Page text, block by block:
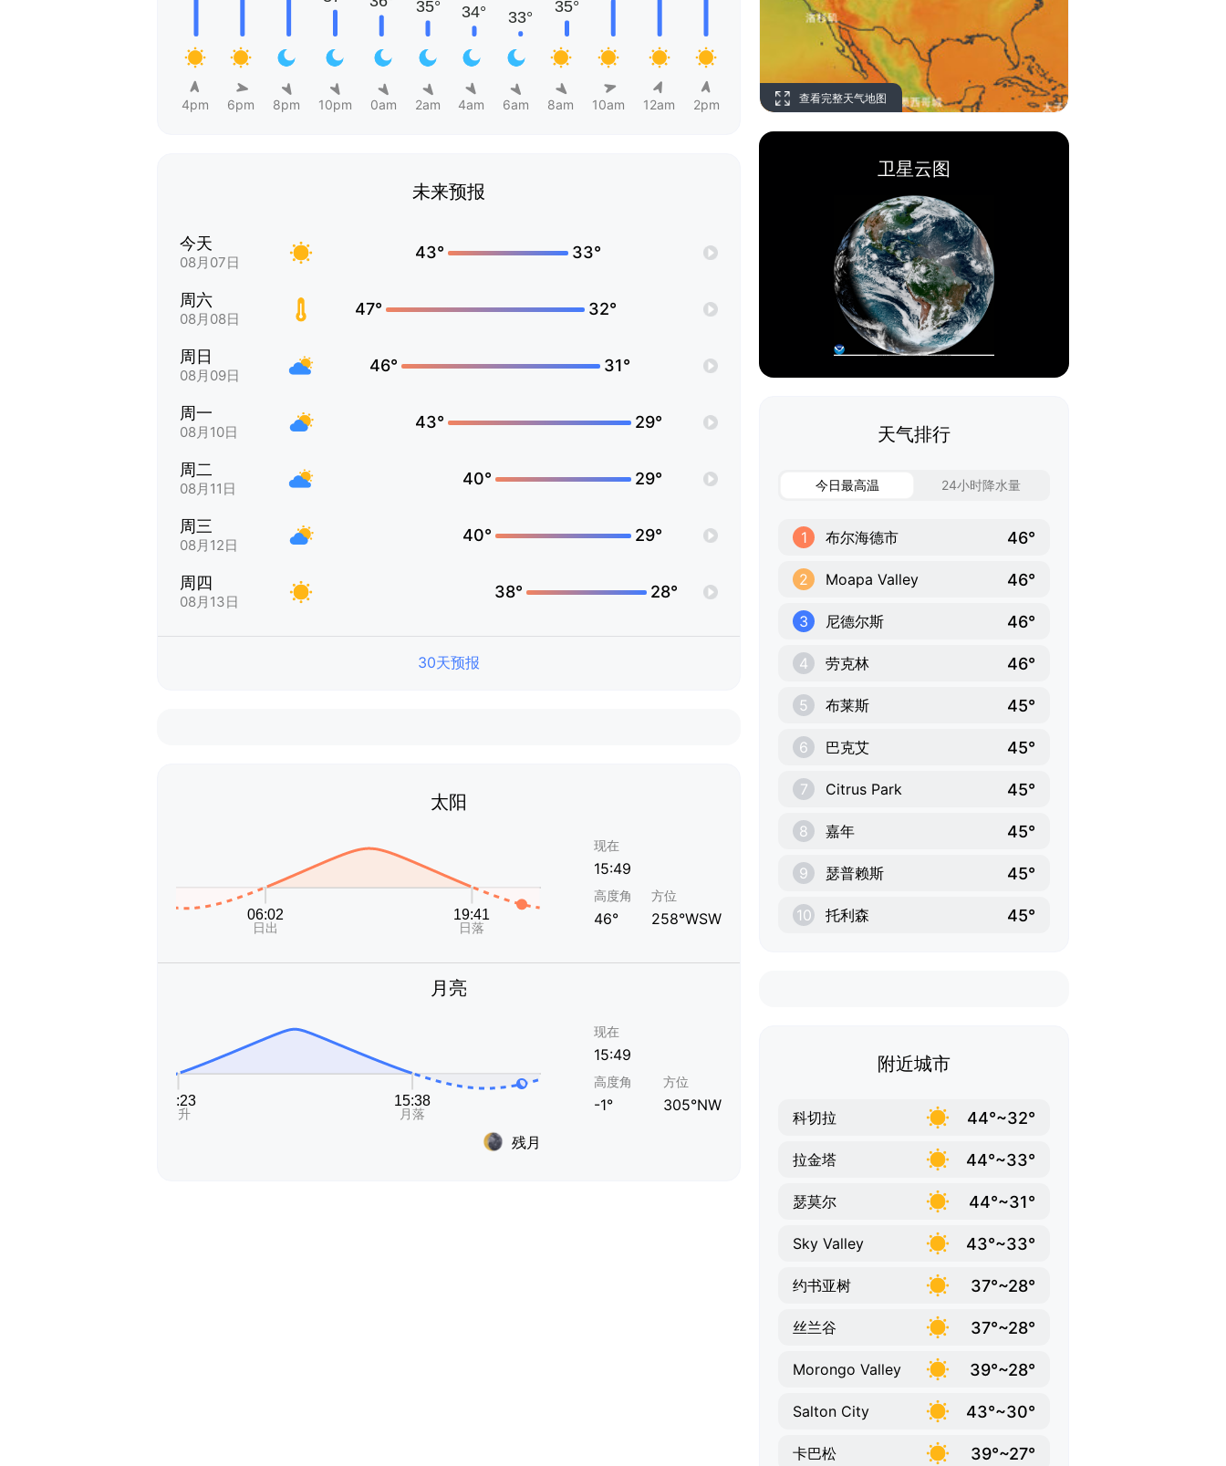
4pm 6pm 8pm 10pm 0am 2am 4am 6am 8am 10am 12am 2pm
未来预报
今天
08月07日
43° 33°
周六
08月08日
47° 32°
周日
08月09日
46° 31°
周一
08月10日
43° 29°
周二
08月11日
40° 29°
周三
08月12日
40° 29°
周四
08月13日
38° 28°
30天预报
太阳
现在
15:49
高度角
46°
方位
258°WSW
月亮
残月
现在
15:49
高度角
-1°
方位
305°NW
查看完整天气地图
卫星云图
天气排行
今日最高温 24小时降水量
1 布尔海德市 46°
2 Moapa Valley 46°
3 尼德尔斯 46°
4 劳克林 46°
5 布莱斯 45°
6 巴克艾 45°
7 Citrus Park 45°
8 嘉年 45°
9 瑟普赖斯 45°
10 托利森 45°
附近城市
科切拉 44°~32°
拉金塔 44°~33°
瑟莫尔 44°~31°
Sky Valley 43°~33°
约书亚树 37°~28°
丝兰谷 37°~28°
Morongo Valley 39°~28°
Salton City 43°~30°
卡巴松 39°~27°